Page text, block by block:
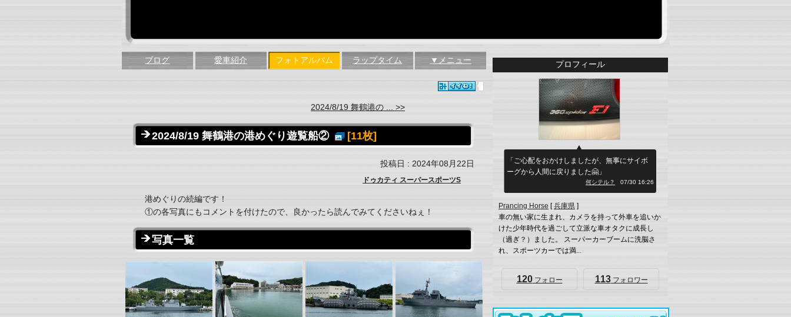
ブログ 愛車紹介 フォトアルバム ラップタイム ▼メニュー
2024/8/19 舞鶴港の ... >>
2024/8/19 舞鶴港の港めぐり遊覧船② [11枚]
投稿日 : 2024年08月22日
ドゥカティ スーパースポーツS
港めぐりの続編です！
①の各写真にもコメントを付けたので、良かったら読んでみてくださいねぇ！
写真一覧
プロフィール
「ご心配をおかけしましたが、無事にサイボ
ーグから人間に戻りました🤗」
何シテル？ 07/30 16:26
Prancing Horse [兵庫県 ]
車の無い家に生まれ、カメラを持って外車を追いか
けた少年時代を過ごして立派な車オタクに成長し
（過ぎ？）ました。 スーパーカーブームに洗脳さ
れ、スポーツカーでは満...
120フォロー 113フォロワー